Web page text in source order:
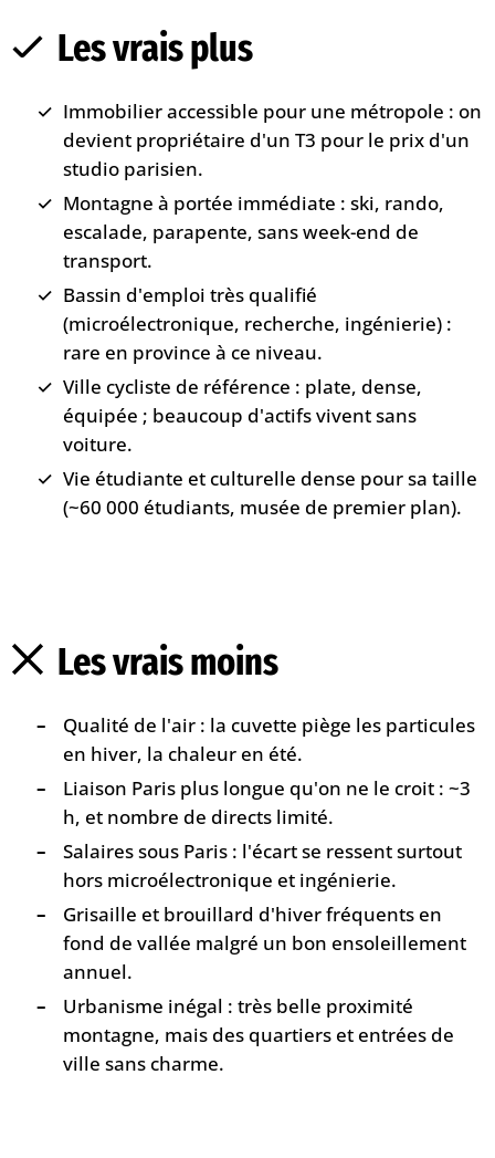
Les vrais plus
Immobilier accessible pour une métropole : on
devient propriétaire d'un T3 pour le prix d'un
studio parisien.
Montagne à portée immédiate : ski, rando,
escalade, parapente, sans week-end de
transport.
Bassin d'emploi très qualifié
(microélectronique, recherche, ingénierie) :
rare en province à ce niveau.
Ville cycliste de référence : plate, dense,
équipée ; beaucoup d'actifs vivent sans
voiture.
Vie étudiante et culturelle dense pour sa taille
(~60 000 étudiants, musée de premier plan).
Les vrais moins
Qualité de l'air : la cuvette piège les particules
en hiver, la chaleur en été.
Liaison Paris plus longue qu'on ne le croit : ~3
h, et nombre de directs limité.
Salaires sous Paris : l'écart se ressent surtout
hors microélectronique et ingénierie.
Grisaille et brouillard d'hiver fréquents en
fond de vallée malgré un bon ensoleillement
annuel.
Urbanisme inégal : très belle proximité
montagne, mais des quartiers et entrées de
ville sans charme.